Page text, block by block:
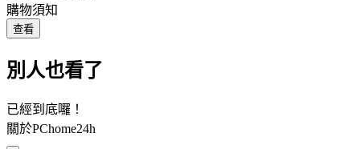
購物須知
查看
別人也看了
已經到底囉！
關於PChome24h